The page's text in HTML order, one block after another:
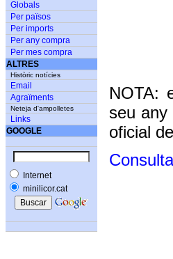
Globals
Per països
Per imports
Per any compra
Per mes compra
ALTRES
Històric notícies
Email
Agraïments
Neteja d'ampolletes
Links
GOOGLE
Internet
minilicor.cat
NOTA:
seu any
oficial